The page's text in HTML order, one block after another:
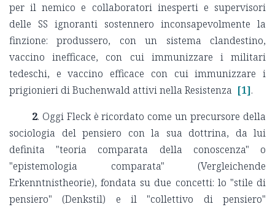
per il nemico e collaboratori inesperti e supervisori
delle SS ignoranti sostennero inconsapevolmente la
finzione:produssero, con un sistema clandestino,
vaccino inefficace, con cui immunizzare i militari
tedeschi, e vaccino efficace con cui immunizzare i
prigionieri di Buchenwald attivi nella Resistenza [1].
2. Oggi Fleck è ricordato come un precursore della
sociologia del pensiero con la sua dottrina, da lui
definita "teoria comparata della conoscenza" o
"epistemologia comparata" (Vergleichende
Erkenntnistheorie), fondata su due concetti: lo "stile di
pensiero" (Denkstil) e il "collettivo di pensiero"